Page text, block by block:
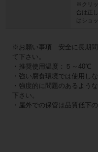
※クリ
合は正
はショ
※お願い事項 安全に長期間
て下さい。
・推奨使用温度：５～40℃
・強い腐食環境では使用し
・強度的に問題のあるよう
下さい。
・屋外での保管は品質低下